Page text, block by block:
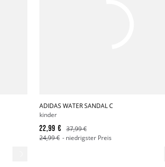
ADIDAS WATER SANDAL C
kinder
22,99 €
37,99 €
24,99 € - niedrigster Preis